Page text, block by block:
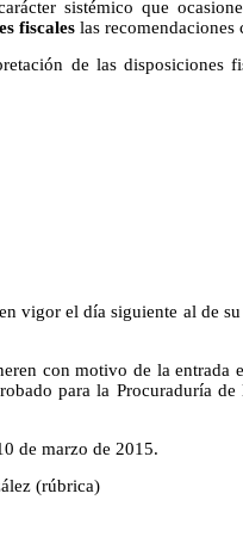
sistémico que
fiscales las recomendaciones
de las disposiciones
vigor el día siguiente al de
con motivo de la entrada
para la Procuraduría
de marzo de 2015.
(rúbrica)